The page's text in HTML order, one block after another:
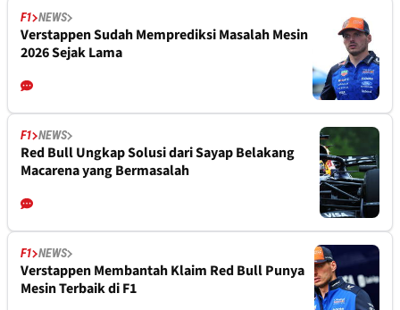
F1 NEWS
Verstappen Sudah Memprediksi Masalah Mesin
2026 Sejak Lama
F1 NEWS
Red Bull Ungkap Solusi dari Sayap Belakang
Macarena yang Bermasalah
F1 NEWS
Verstappen Membantah Klaim Red Bull Punya
Mesin Terbaik di F1